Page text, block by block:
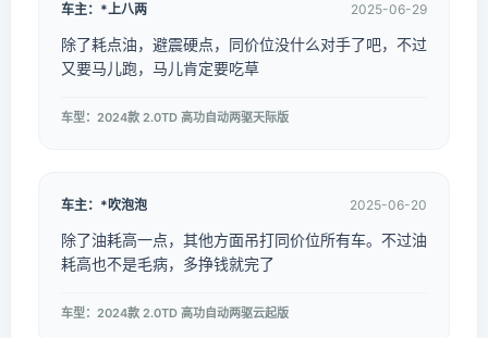
车主：*上八两 2025-06-29
除了耗点油，避震硬点，同价位没什么对手了吧，不过
又要马儿跑，马儿肯定要吃草
车型：2024款 2.0TD 高功自动两驱天际版
车主：*吹泡泡 2025-06-20
除了油耗高一点，其他方面吊打同价位所有车。不过油
耗高也不是毛病，多挣钱就完了
车型：2024款 2.0TD 高功自动两驱云起版